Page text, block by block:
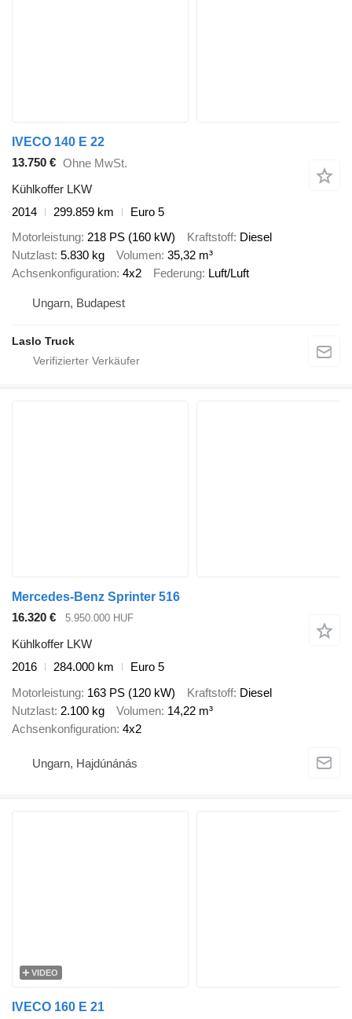
IVECO 140 E 22
13.750 € Ohne MwSt.
Kühlkoffer LKW
2014
299.859 km
Euro 5
Motorleistung 218 PS (160 kW) Kraftstoff Diesel
Nutzlast 5.830 kg Volumen 35,32 m³
Achsenkonfiguration 4x2 Federung Luft/Luft
Ungarn, Budapest
Laslo Truck
Mercedes-Benz Sprinter 516
16.320 €
5.950.000 HUF
Kühlkoffer LKW
2016
284.000 km
Euro 5
Motorleistung 163 PS (120 kW) Kraftstoff Diesel
Nutzlast 2.100 kg Volumen 14,22 m³
Achsenkonfiguration 4x2
Ungarn, Hajdúnánás
VIDEO
IVECO 160 E 21